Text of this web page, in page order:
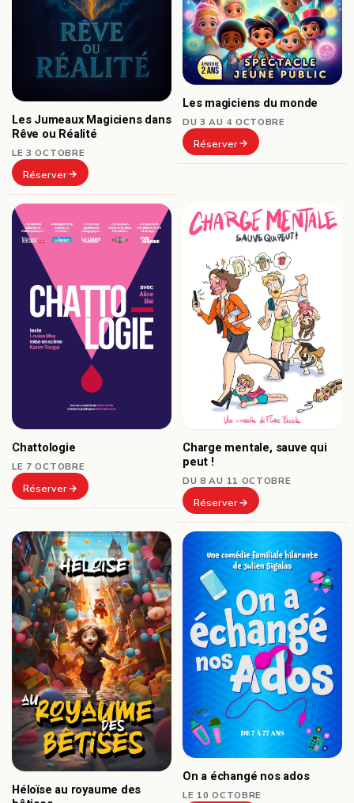
Les Jumeaux Magiciens dans
Rêve ou Réalité
LE 3 OCTOBRE
Réserver
Les magiciens du monde
DU 3 AU 4 OCTOBRE
Réserver
Chattologie
LE 7 OCTOBRE
Réserver
Charge mentale, sauve qui
peut !
DU 8 AU 11 OCTOBRE
Réserver
Héloïse au royaume des
On a échangé nos ados
LE 10 OCTOBRE